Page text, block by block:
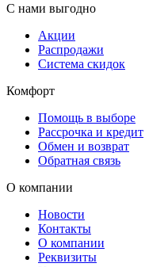
С нами выгодно
Акции
Распродажи
Система скидок
Комфорт
Помощь в выборе
Рассрочка и кредит
Обмен и возврат
Обратная связь
О компании
Новости
Контакты
О компании
Реквизиты